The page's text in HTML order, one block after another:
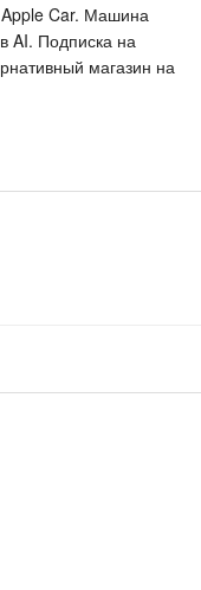
Car. Машина
AI. Подписка на
магазин на